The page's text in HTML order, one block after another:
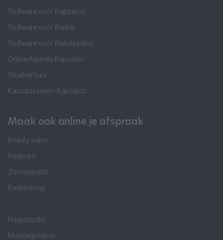
Software voor Kapsalon
Software voor Barber
Software voor Beautysalon
Online Agenda Kapsalon
Stoelverhuur
Kassasysteem Kapsalon
Maak ook online je afspraak
Beauty salon
Pedicure
Zonnestudio
Barbershop
Nagelstudio
Massagesalon